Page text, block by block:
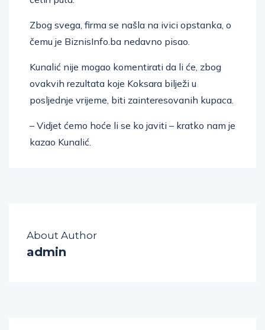
Zbog svega, firma se našla na ivici opstanka, o
čemu je BiznisInfo.ba nedavno pisao.
Kunalić nije mogao komentirati da li će, zbog
ovakvih rezultata koje Koksara bilježi u
posljednje vrijeme, biti zainteresovanih kupaca.
– Vidjet ćemo hoće li se ko javiti – kratko nam je
kazao Kunalić.
About Author
admin